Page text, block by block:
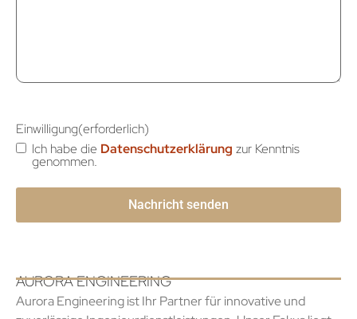
Einwilligung(erforderlich)
Ich habe die Datenschutzerklärung zur Kenntnis
genommen.
AURORA ENGINEERING
Aurora Engineering ist Ihr Partner für innovative und